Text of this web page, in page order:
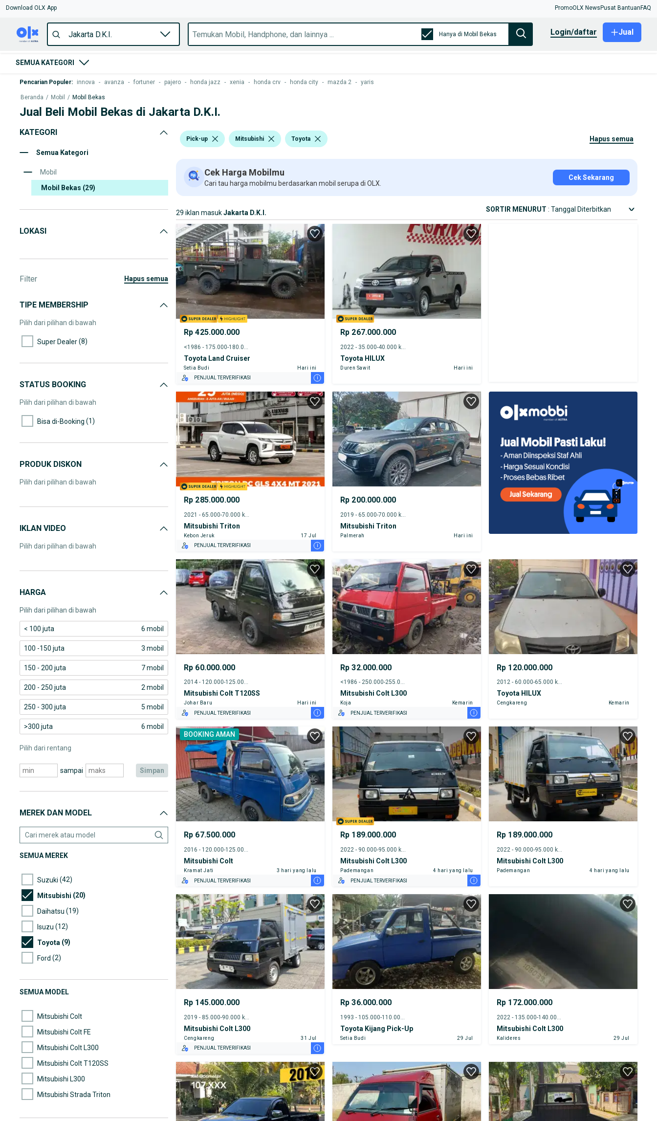
Download OLX App PromoOLX News Pusat Bantuan FAQ
Hanya di Mobil Bekas login/daftar Jual
SEMUA KATEGORI
Pencarian Populer: innova - avanza - fortuner - pajero - honda jazz - xenia - honda crv - honda city - mazda 2 - yaris
Beranda / Mobil / Mobil Bekas
Jual Beli Mobil Bekas di Jakarta D.K.I.
KATEGORI
Semua Kategori
Mobil
Mobil Bekas (29)
LOKASI
Filter hapus semua
TIPE MEMBERSHIP
Pilih dari pilihan di bawah
Super Dealer(8)
STATUS BOOKING
Pilih dari pilihan di bawah
Bisa di-Booking (1)
PRODUK DISKON
Pilih dari pilihan di bawah
IKLAN VIDEO
Pilih dari pilihan di bawah
HARGA
Pilih dari pilihan di bawah
< 100 juta 6 mobil
100 -150 juta 3 mobil
150 - 200 juta 7 mobil
200 - 250 juta 2 mobil
250 - 300 juta 5 mobil
>300 juta 6 mobil
Pilih dari rentang
sampai simpan
MEREK DAN MODEL
SEMUA MEREK
Suzuki (42)
Mitsubishi (20)
Daihatsu (19)
Isuzu (12)
Toyota (9)
Ford (2)
Honda(1)
SEMUA MODEL
Mitsubishi Colt
Mitsubishi Colt FE
Mitsubishi Colt L300
Mitsubishi Colt T120SS
Mitsubishi L300
Mitsubishi Strada Triton
Pick-up Mitsubishi Toyota hapus semua
Cek Harga Mobilmu
Cari tau harga mobilmu berdasarkan mobil serupa di OLX.
Cek Sekarang
29 iklan masukJakarta D.K.I. SORTIR MENURUT : Tanggal Diterbitkan
Rp 425.000.000
Toyota Land Cruiser
Setia Budi
Hari ini
PENJUAL TERVERIFIKASI
i
Rp 267.000.000
2022 - 35.000-40.000 km
Toyota HILUX
Duren Sawit Hari ini
Rp 285.000.000
Mitsubishi Triton
Kebon Jeruk
17 Jul
PENJUAL TERVERIFIKASI
i
Rp 200.000.000
2019 - 65.000-70.000 km
Mitsubishi Triton
Palmerah Hari ini
Rp 60.000.000
2014 - 120.000-125.000 km
Mitsubishi Colt T120SS
Johar Baru
Hari ini
PENJUAL TERVERIFIKASI
i
Rp 32.000.000
<1986 - 250.000-255.000 km
Mitsubishi Colt L300
Koja
Kemarin
PENJUAL TERVERIFIKASI
i
Rp 120.000.000
2012 - 60.000-65.000 km
Toyota HILUX
Cengkareng Kemarin
BOOKING AMAN
Rp 67.500.000
2016 - 120.000-125.000 km
Mitsubishi Colt
Kramat Jati
3 hari yang lalu
PENJUAL TERVERIFIKASI
i
Rp 189.000.000
2022 - 90.000-95.000 km
Mitsubishi Colt L300
Pademangan
4 hari yang lalu
PENJUAL TERVERIFIKASI
i
Rp 189.000.000
2022 - 90.000-95.000 km
Mitsubishi Colt L300
Pademangan 4 hari yang lalu
Rp 145.000.000
2019 - 85.000-90.000 km
Mitsubishi Colt L300
Cengkareng
31 Jul
PENJUAL TERVERIFIKASI
i
Rp 36.000.000
1993 - 105.000-110.000 km
Toyota Kijang Pick-Up
Setia Budi 29 Jul
Rp 172.000.000
2022 - 135.000-140.000 km
Mitsubishi Colt L300
Kalideres 29 Jul